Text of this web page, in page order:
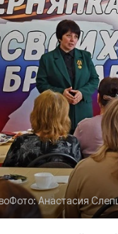
Фото:Анастасия